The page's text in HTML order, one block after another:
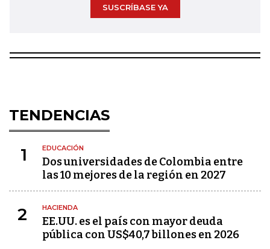
SUSCRÍBASE YA
TENDENCIAS
1 EDUCACIÓN
Dos universidades de Colombia entre
las 10 mejores de la región en 2027
2 HACIENDA
EE.UU. es el país con mayor deuda
pública con US$40,7 billones en 2026